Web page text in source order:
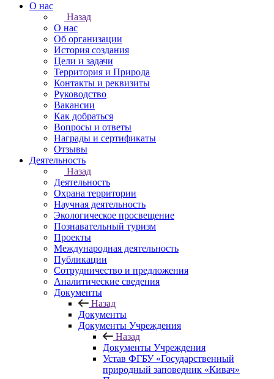
О нас
Назад
О нас
Об организации
История создания
Цели и задачи
Территория и Природа
Контакты и реквизиты
Руководство
Вакансии
Как добраться
Вопросы и ответы
Награды и сертификаты
Отзывы
Деятельность
Назад
Деятельность
Охрана территории
Научная деятельность
Экологическое просвещение
Познавательный туризм
Проекты
Международная деятельность
Публикации
Сотрудничество и предложения
Аналитические сведения
Документы
Назад
Документы
Документы Учреждения
Назад
Документы Учреждения
Устав ФГБУ «Государственный
природный заповедник «Кивач»